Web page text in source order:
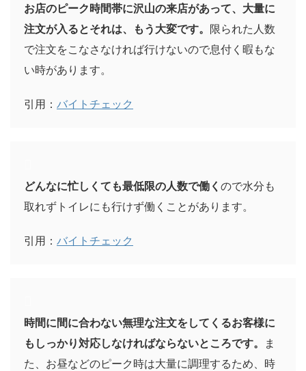
お店のピーク時間帯に沢山の来店があって、大量に
注文が入るとそれは、もう大変です。 限られた人数
で注文をこなさなければ行けないので息付く暇もな
い時があります。
引用： バイトチェック
どんなに忙しくても最低限の人数で働く ので水分も
取れずトイレにも行けず働くことがあります。
引用： バイトチェック
時間に間に合わない無理な注文をしてくるお客様に
もしっかり対応しなければならないところです。
ま
た、お昼などのピーク時は大量に調理するため、時